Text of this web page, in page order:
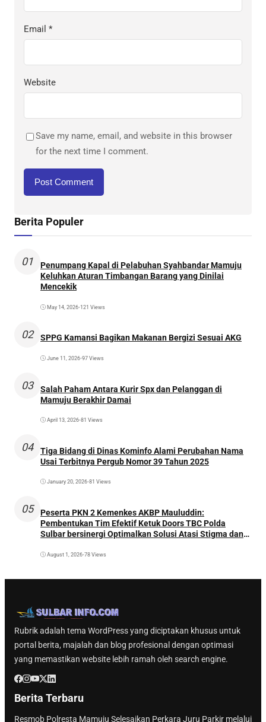
Email *
Website
Save my name, email, and website in this browser
for the next time I comment.
Berita Populer
01
Penumpang Kapal di Pelabuhan Syahbandar Mamuju
Keluhkan Aturan Timbangan Barang yang Dinilai
Mencekik
May 14, 2026•121 Views
02 SPPG Kamansi Bagikan Makanan Bergizi Sesuai AKG
June 11, 2026•97 Views
03
Salah Paham Antara Kurir Spx dan Pelanggan di
Mamuju Berakhir Damai
April 13, 2026•81 Views
04
Tiga Bidang di Dinas Kominfo Alami Perubahan Nama
Usai Terbitnya Pergub Nomor 39 Tahun 2025
January 20, 2026•81 Views
05
Peserta PKN 2 Kemenkes AKBP Mauluddin:
Pembentukan Tim Efektif Ketuk Doors TBC Polda
Sulbar bersinergi Optimalkan Solusi Atasi Stigma dan
August 1, 2026•78 Views
Rubrik adalah tema WordPress yang diciptakan khusus untuk
portal berita, majalah dan blog profesional dengan optimasi
yang memastikan website lebih ramah oleh search engine.
Berita Terbaru
Resmob Polresta Mamuju Selesaikan Perkara Juru Parkir melalui